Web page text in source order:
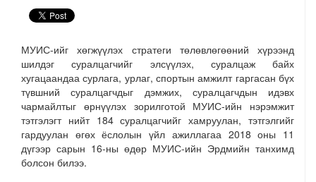
МУИС-ийг хөгжүүлэх стратеги төлөвлөгөөний хүрээнд
шилдэг суралцагчийг элсүүлэх, суралцаж байх
хугацаандаа сурлага, урлаг, спортын амжилт гаргасан бүх
түвшний суралцагчдыг дэмжих, суралцагчдын идэвх
чармайлтыг өрнүүлэх зорилготой МУИС-ийн нэрэмжит
тэтгэлэгт нийт 184 суралцагчийг хамруулан, тэтгэлгийг
гардуулан өгөх ёслолын үйл ажиллагаа 2018 оны 11
дүгээр сарын 16-ны өдөр МУИС-ийн Эрдмийн танхимд
болсон билээ.